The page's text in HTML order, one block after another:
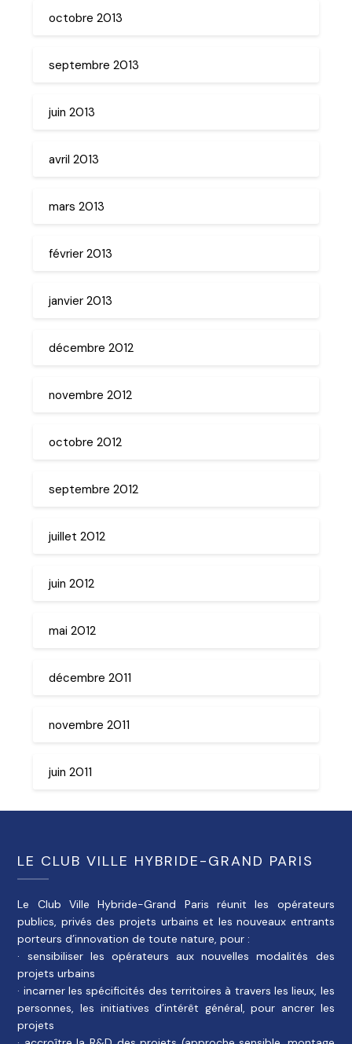
octobre 2013
septembre 2013
juin 2013
avril 2013
mars 2013
février 2013
janvier 2013
décembre 2012
novembre 2012
octobre 2012
septembre 2012
juillet 2012
juin 2012
mai 2012
décembre 2011
novembre 2011
juin 2011
LE CLUB VILLE HYBRIDE-GRAND PARIS
Le Club Ville Hybride-Grand Paris réunit les opérateurs
publics, privés des projets urbains et les nouveaux entrants
porteurs d’innovation de toute nature, pour :
· sensibiliser les opérateurs aux nouvelles modalités des
projets urbains
· incarner les spécificités des territoires à travers les lieux, les
personnes, les initiatives d’intérêt général, pour ancrer les
projets